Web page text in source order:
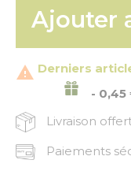
Ajouter
 Derniers
-
Livraison
Paiements